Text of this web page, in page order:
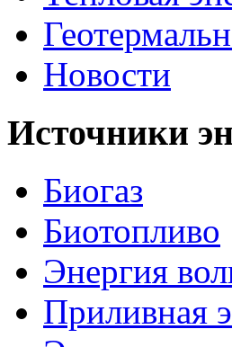
Новости
Источники
Биогаз
Биотопливо
Энергия
Приливная